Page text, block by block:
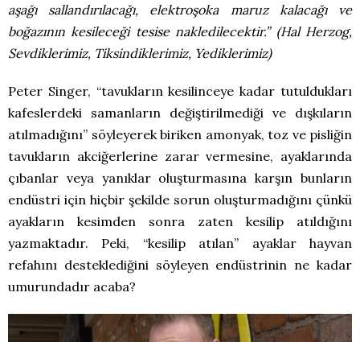
aşağı sallandırılacağı, elektroşoka maruz kalacağı ve
boğazının kesileceği tesise nakledilecektir.” (Hal Herzog,
Sevdiklerimiz, Tiksindiklerimiz, Yediklerimiz)
Peter Singer, “tavukların kesilinceye kadar tutuldukları
kafeslerdeki samanların değiştirilmediği ve dışkıların
atılmadığını” söyleyerek biriken amonyak, toz ve pisliğin
tavukların akciğerlerine zarar vermesine, ayaklarında
çıbanlar veya yanıklar oluşturmasına karşın bunların
endüstri için hiçbir şekilde sorun oluşturmadığını çünkü
ayakların kesimden sonra zaten kesilip atıldığını
yazmaktadır. Peki, “kesilip atılan” ayaklar hayvan
refahını desteklediğini söyleyen endüstrinin ne kadar
umurundadır acaba?